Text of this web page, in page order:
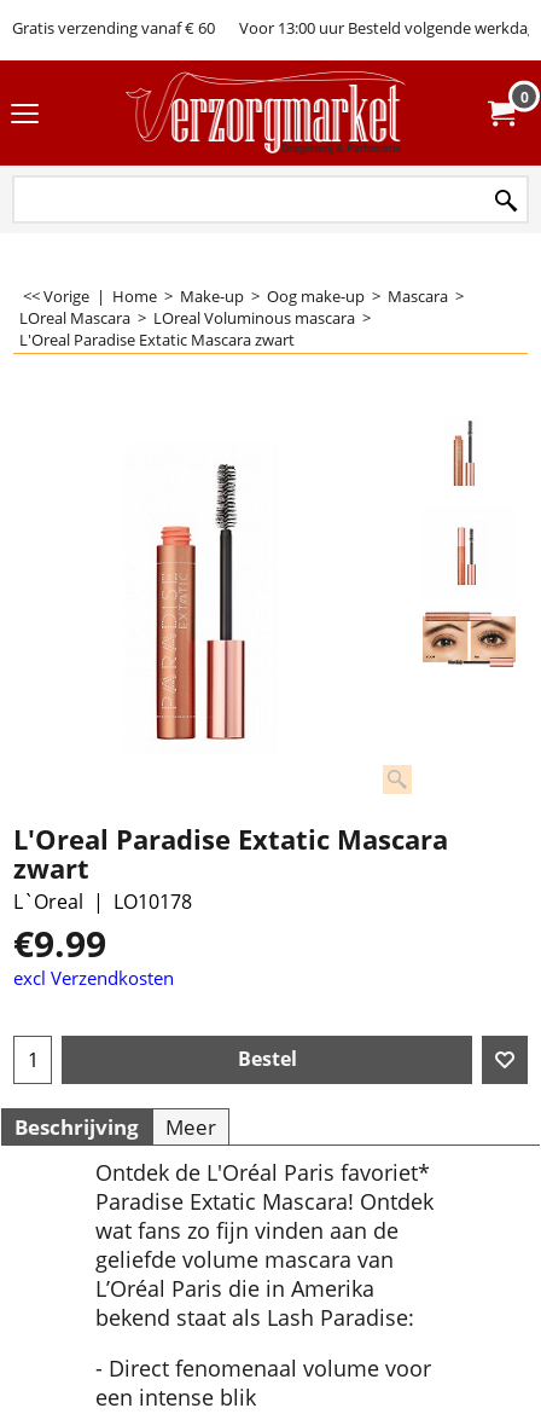
Gratis verzending vanaf € 60 Voor 13:00 uur Besteld volgende werkdag
0
<< Vorige | Home > Make-up > Oog make-up > Mascara >
LOreal Mascara > LOreal Voluminous mascara >
L'Oreal Paradise Extatic Mascara zwart
L'Oreal Paradise Extatic Mascara
zwart
L`Oreal LO10178
€9.99
excl Verzendkosten
Bestel
Beschrijving Meer
Ontdek de L'Oréal Paris favoriet*
Paradise Extatic Mascara! Ontdek
wat fans zo fijn vinden aan de
geliefde volume mascara van
L’Oréal Paris die in Amerika
bekend staat als Lash Paradise:
- Direct fenomenaal volume voor
een intense blik